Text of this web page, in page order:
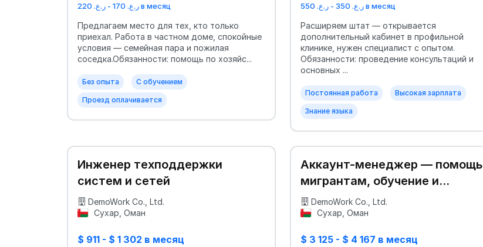
ر.ع. 170 - ر.ع. 220 в месяц
Предлагаем место для тех, кто только
приехал. Работа в частном доме, спокойные
условия — семейная пара и пожилая
соседка.Обязанности: помощь по хозяйс...
Без опыта С обучением
Проезд оплачивается
ر.ع. 350 - ر.ع. 550 в месяц
Расширяем штат — открывается
дополнительный кабинет в профильной
клинике, нужен специалист с опытом.
Обязанности: проведение консультаций и
основных ...
Постоянная работа Высокая зарплата
Знание языка
Инженер техподдержки
систем и сетей
DemoWork Co., Ltd.
Сухар, Оман
$ 911 - $ 1 302 в месяц
Аккаунт-менеджер — помощь
мигрантам, обучение и
поддержка
DemoWork Co., Ltd.
Сухар, Оман
$ 3 125 - $ 4 167 в месяц